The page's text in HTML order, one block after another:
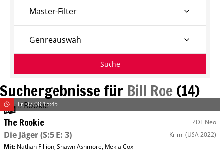
Suchergebnisse für Bill Roe(14)
Fr, 07.08 15:45
The Rookie ZDF Neo
Die Jäger(S:5 E: 3) Krimi (USA 2022)
Mit: Nathan Fillion,Shawn Ashmore, Mekia Cox
Master-Filter
Genreauswahl
Suche